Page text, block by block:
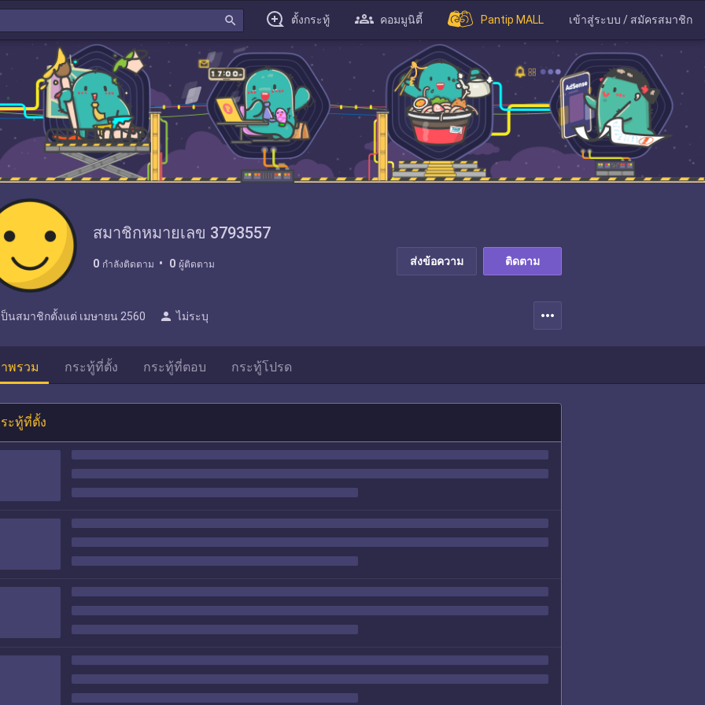
search ตั้งกระทู้ คอมมูนิตี้ Pantip MALL เข้าสู่ระบบ / สมัครสมาชิก
สมาชิกหมายเลข 3793557
0 กำลังติดตาม 0 ผู้ติดตาม ส่งข้อความ ติดตาม
ป็นสมาชิกตั้งแต่ เมษายน 2560 person ไม่ระบุ more_horiz
พรวม กระทู้ที่ตั้ง กระทู้ที่ตอบ กระทู้โปรด
ะทู้ที่ตั้ง